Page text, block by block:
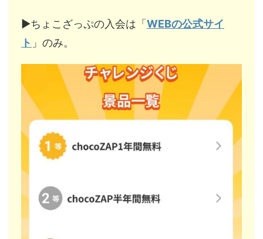
▶︎ちょこざっぷの入会は「WEBの公式サイ
ト 」のみ。